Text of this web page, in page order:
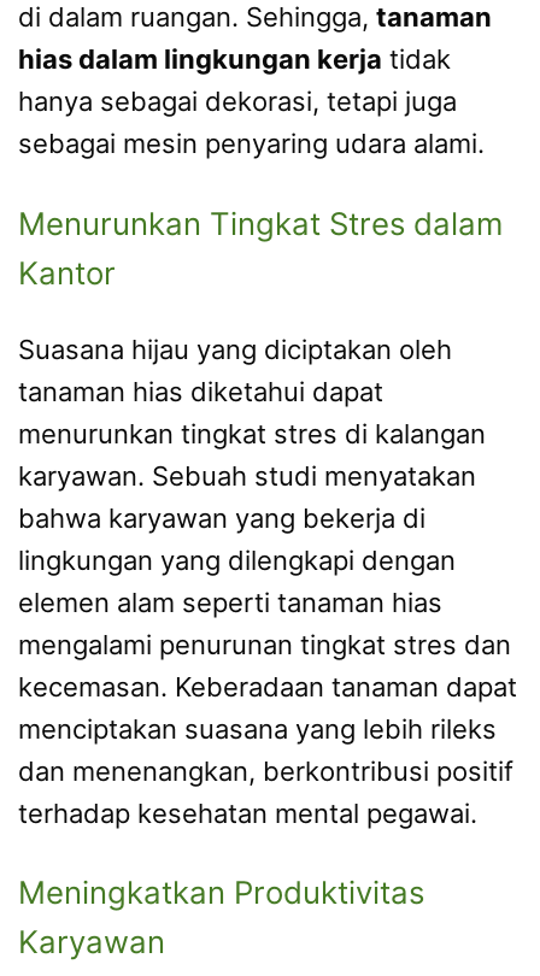
di dalam ruangan. Sehingga, tanaman
hias dalam lingkungan kerja tidak
hanya sebagai dekorasi, tetapi juga
sebagai mesin penyaring udara alami.
Menurunkan Tingkat Stres dalam
Kantor
Suasana hijau yang diciptakan oleh
tanaman hias diketahui dapat
menurunkan tingkat stres di kalangan
karyawan. Sebuah studi menyatakan
bahwa karyawan yang bekerja di
lingkungan yang dilengkapi dengan
elemen alam seperti tanaman hias
mengalami penurunan tingkat stres dan
kecemasan. Keberadaan tanaman dapat
menciptakan suasana yang lebih rileks
dan menenangkan, berkontribusi positif
terhadap kesehatan mental pegawai.
Meningkatkan Produktivitas
Karyawan